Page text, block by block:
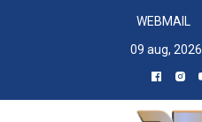
WEBMAIL
09 aug, 2026